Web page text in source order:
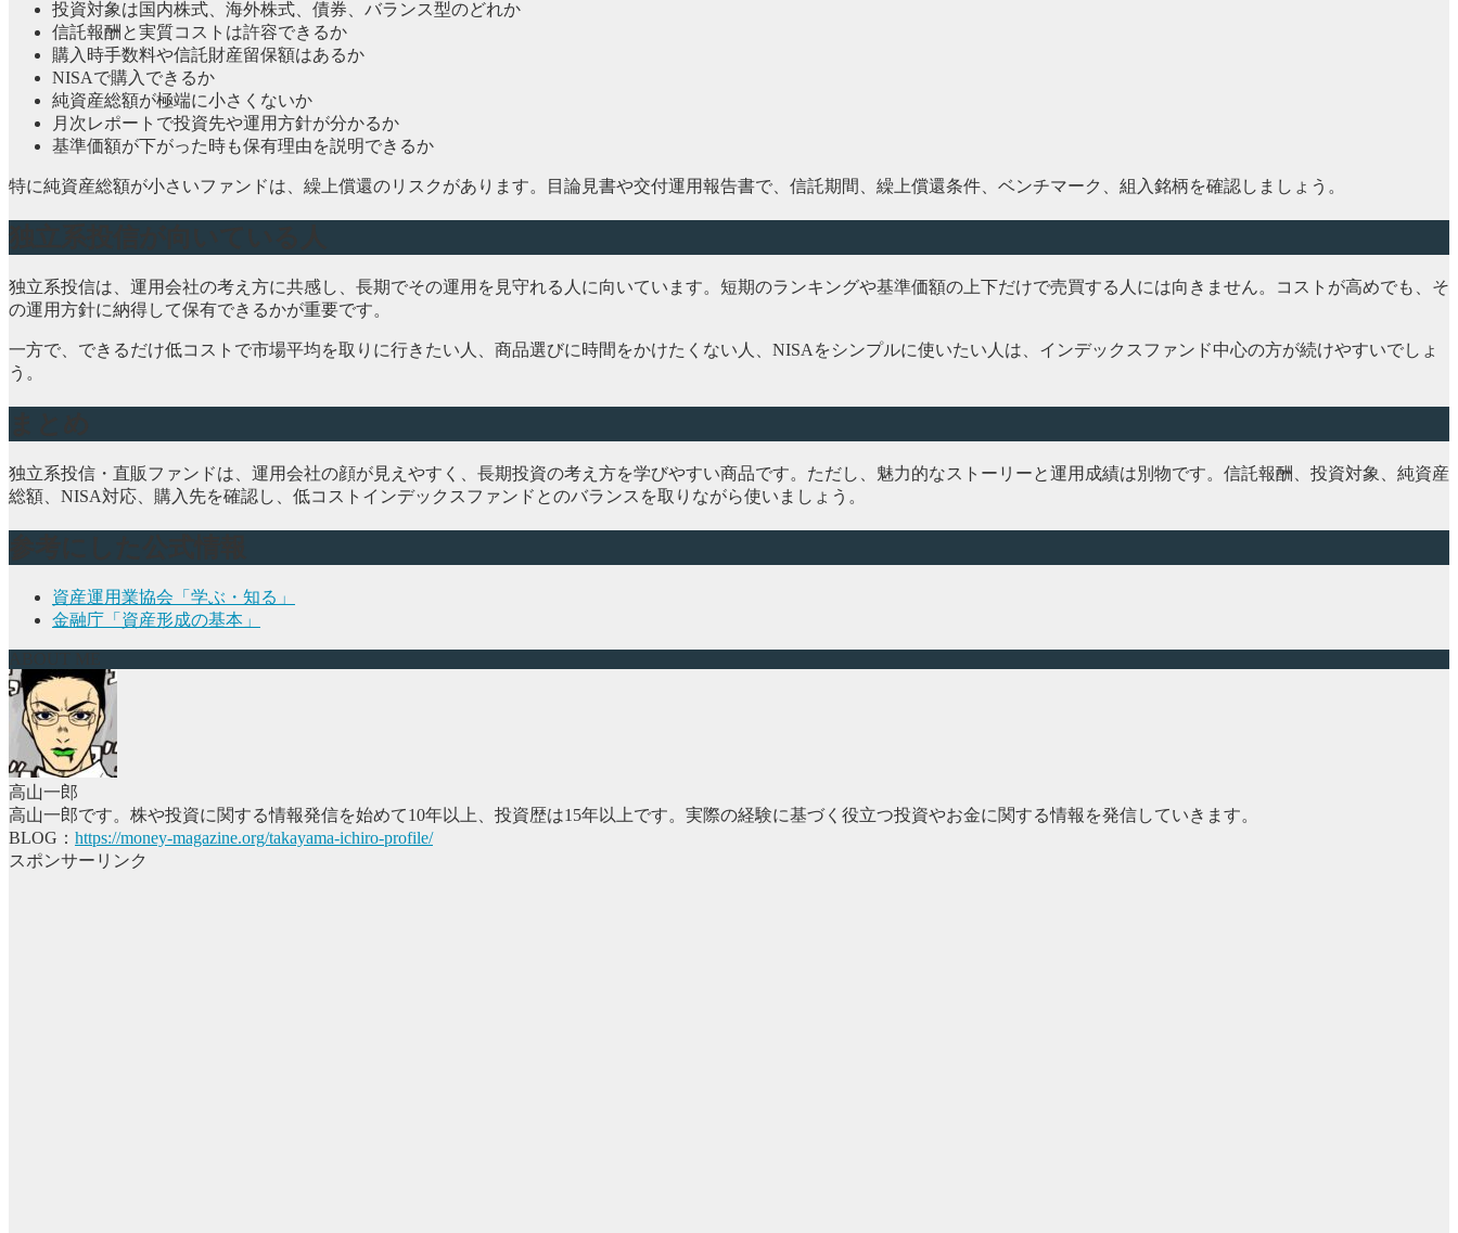
投資対象は国内株式、海外株式、債券、バランス型のどれか
信託報酬と実質コストは許容できるか
購入時手数料や信託財産留保額はあるか
NISAで購入できるか
純資産総額が極端に小さくないか
月次レポートで投資先や運用方針が分かるか
基準価額が下がった時も保有理由を説明できるか
特に純資産総額が小さいファンドは、繰上償還のリスクがあります。目論見書や交付運用報告書で、信託期間、繰上償還条件、ベンチマーク、組入銘柄を確認しましょう。
独立系投信は、運用会社の考え方に共感し、長期でその運用を見守れる人に向いています。短期のランキングや基準価額の上下だけで売買する人には向きません。コストが高めでも、そ
の運用方針に納得して保有できるかが重要です。
一方で、できるだけ低コストで市場平均を取りに行きたい人、商品選びに時間をかけたくない人、NISAをシンプルに使いたい人は、インデックスファンド中心の方が続けやすいでしょ
う。
独立系投信・直販ファンドは、運用会社の顔が見えやすく、長期投資の考え方を学びやすい商品です。ただし、魅力的なストーリーと運用成績は別物です。信託報酬、投資対象、純資産
総額、NISA対応、購入先を確認し、低コストインデックスファンドとのバランスを取りながら使いましょう。
資産運用業協会「学ぶ・知る」
金融庁「資産形成の基本」
高山一郎
高山一郎です。株や投資に関する情報発信を始めて10年以上、投資歴は15年以上です。実際の経験に基づく役立つ投資やお金に関する情報を発信していきます。
BLOG： https://money-magazine.org/takayama-ichiro-profile/
スポンサーリンク